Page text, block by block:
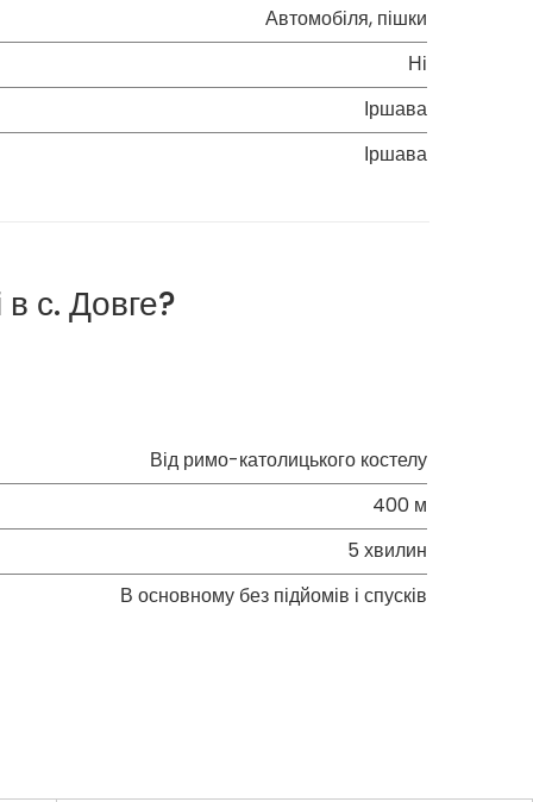
Автомобіля, пішки
Ні
Іршава
Іршава
с. Довге?
Від римо-католицького костелу
400 м
5 хвилин
В основному без підйомів і спусків